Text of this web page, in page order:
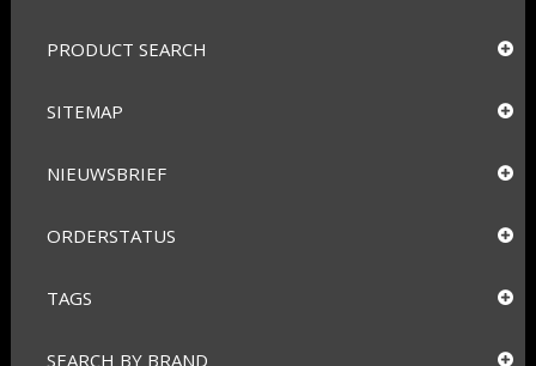
PRODUCT SEARCH
SITEMAP
NIEUWSBRIEF
ORDERSTATUS
TAGS
SEARCH BY BRAND